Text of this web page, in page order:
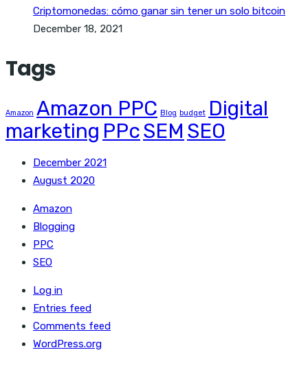
Criptomonedas: cómo ganar sin tener un solo bitcoin
December 18, 2021
Tags
Amazon Amazon PPC Blog budget Digital
marketing PPcSEM SEO
December 2021
August 2020
Amazon
Blogging
PPC
SEO
Log in
Entries feed
Comments feed
WordPress.org